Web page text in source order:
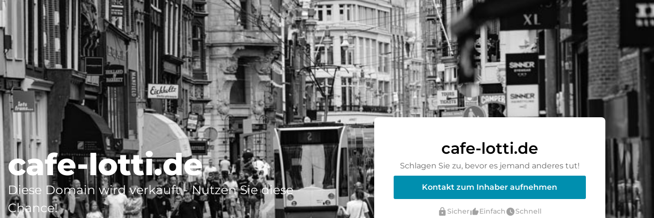
cafe-lotti.de
Diese Domain wird verkauft - Nutzen Sie diese
Chance!
cafe-lotti.de
Schlagen Sie zu, bevor es jemand anderes tut!
Kontakt zum Inhaber aufnehmen
lock Sicherthumb_up_altEinfachwatch_laterSchnell